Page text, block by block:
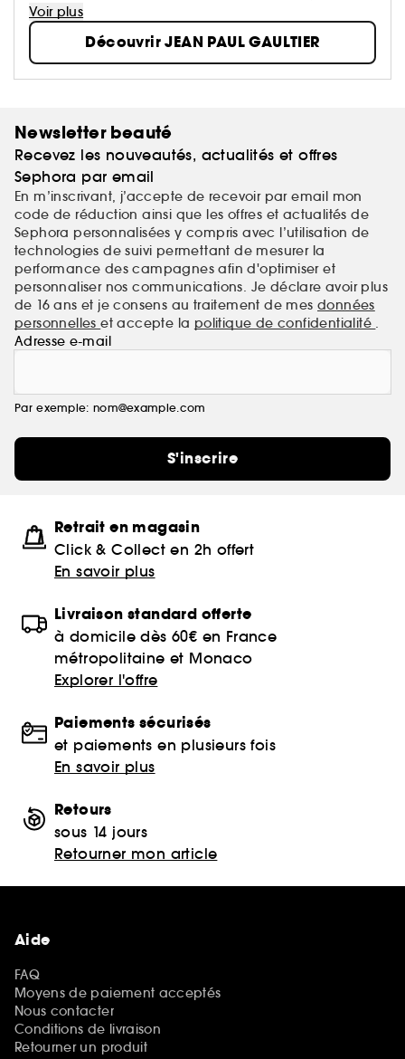
diversité et du mélange des genres les fondements
réjouissants de son univers.
Voir plus
Découvrir JEAN PAUL GAULTIER
Newsletter beauté
Recevez les nouveautés, actualités et offres
Sephora par email
En m’inscrivant, j’accepte de recevoir par email mon
code de réduction ainsi que les offres et actualités de
Sephora personnalisées y compris avec l’utilisation de
technologies de suivi permettant de mesurer la
performance des campagnes afin d'optimiser et
personnaliser nos communications. Je déclare avoir plus
de 16 ans et je consens au traitement de mes données
personnelleset accepte la politique de confidentialité
Adresse e-mail
Par exemple: nom@example.com
S'inscrire
Retrait en magasin
Click & Collect en 2h offert
En savoir plus
Livraison standard offerte
à domicile dès 60€ en France
métropolitaine et Monaco
Explorer l'offre
Paiements sécurisés
et paiements en plusieurs fois
En savoir plus
Retours
sous 14 jours
Retourner mon article
Aide
FAQ
Moyens de paiement acceptés
Nous contacter
Conditions de livraison
Retourner un produit